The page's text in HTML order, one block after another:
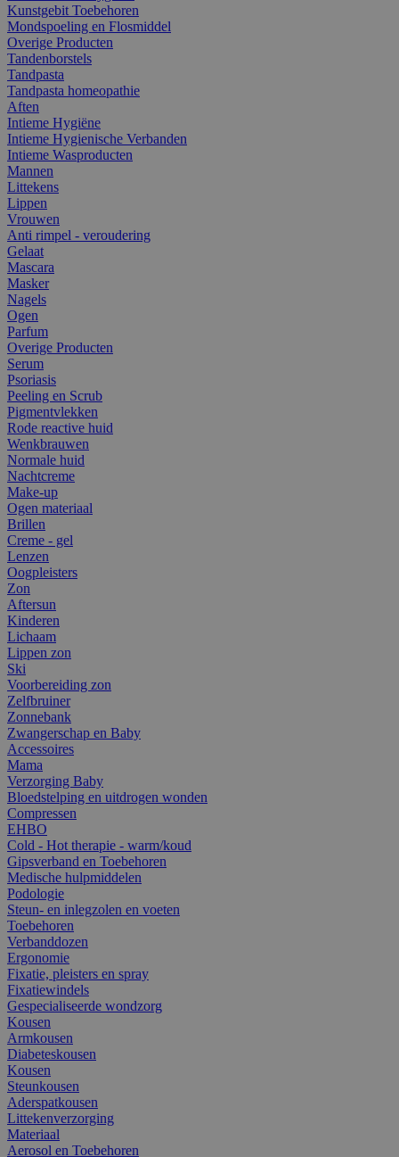
Kunstgebit Toebehoren
Mondspoeling en Flosmiddel
Overige Producten
Tandenborstels
Tandpasta
Tandpasta homeopathie
Aften
Intieme Hygiëne
Intieme Hygienische Verbanden
Intieme Wasproducten
Mannen
Littekens
Lippen
Vrouwen
Anti rimpel - veroudering
Gelaat
Mascara
Masker
Nagels
Ogen
Parfum
Overige Producten
Serum
Psoriasis
Peeling en Scrub
Pigmentvlekken
Rode reactive huid
Wenkbrauwen
Normale huid
Nachtcreme
Make-up
Ogen materiaal
Brillen
Creme - gel
Lenzen
Oogpleisters
Zon
Aftersun
Kinderen
Lichaam
Lippen zon
Ski
Voorbereiding zon
Zelfbruiner
Zonnebank
Zwangerschap en Baby
Accessoires
Mama
Verzorging Baby
Bloedstelping en uitdrogen wonden
Compressen
EHBO
Cold - Hot therapie - warm/koud
Gipsverband en Toebehoren
Medische hulpmiddelen
Podologie
Steun- en inlegzolen en voeten
Toebehoren
Verbanddozen
Ergonomie
Fixatie, pleisters en spray
Fixatiewindels
Gespecialiseerde wondzorg
Kousen
Armkousen
Diabeteskousen
Kousen
Steunkousen
Aderspatkousen
Littekenverzorging
Materiaal
Aerosol en Toebehoren